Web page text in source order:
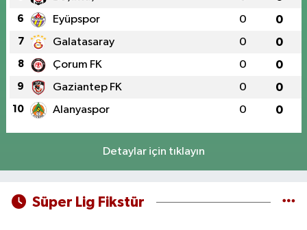
6 Eyüpspor 0 0
7 Galatasaray 0 0
8 Çorum FK 0 0
9 Gaziantep FK 0 0
10 Alanyaspor 0 0
Detaylar için tıklayın
Süper Lig Fikstür